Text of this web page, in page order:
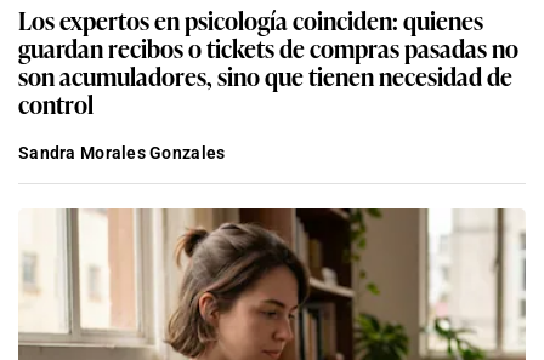
Los expertos en psicología coinciden: quienes
guardan recibos o tickets de compras pasadas no
son acumuladores, sino que tienen necesidad de
control
Sandra Morales Gonzales